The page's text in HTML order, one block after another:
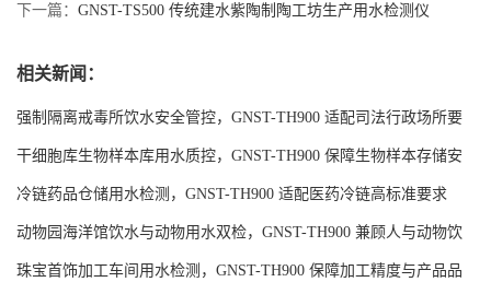
下一篇： GNST-TS500 传统建水紫陶制陶工坊生产用水检测仪
相关新闻：
强制隔离戒毒所饮水安全管控，GNST-TH900 适配司法行政场所要
求
干细胞库生物样本库用水质控，GNST-TH900 保障生物样本存储安
全
冷链药品仓储用水检测，GNST-TH900 适配医药冷链高标准要求
动物园海洋馆饮水与动物用水双检，GNST-TH900 兼顾人与动物饮
水安全
珠宝首饰加工车间用水检测，GNST-TH900 保障加工精度与产品品